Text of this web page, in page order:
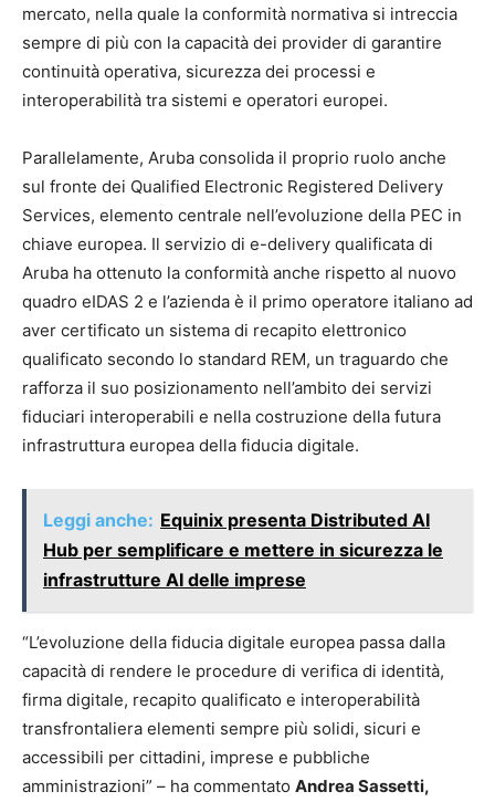
mercato, nella quale la conformità normativa si intreccia
sempre di più con la capacità dei provider di garantire
continuità operativa, sicurezza dei processi e
interoperabilità tra sistemi e operatori europei.
Parallelamente, Aruba consolida il proprio ruolo anche
sul fronte dei Qualified Electronic Registered Delivery
Services, elemento centrale nell’evoluzione della PEC in
chiave europea. Il servizio di e-delivery qualificata di
Aruba ha ottenuto la conformità anche rispetto al nuovo
quadro eIDAS 2 e l’azienda è il primo operatore italiano ad
aver certificato un sistema di recapito elettronico
qualificato secondo lo standard REM, un traguardo che
rafforza il suo posizionamento nell’ambito dei servizi
fiduciari interoperabili e nella costruzione della futura
infrastruttura europea della fiducia digitale.
Leggi anche: Equinix presenta Distributed AI
Hub per semplificare e mettere in sicurezza le
infrastrutture AI delle imprese
“L’evoluzione della fiducia digitale europea passa dalla
capacità di rendere le procedure di verifica di identità,
firma digitale, recapito qualificato e interoperabilità
transfrontaliera elementi sempre più solidi, sicuri e
accessibili per cittadini, imprese e pubbliche
amministrazioni” – ha commentato Andrea Sassetti,